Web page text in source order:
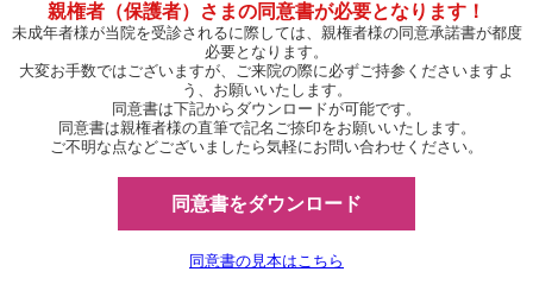
親権者（保護者）さまの同意書が必要となります！
未成年者様が当院を受診されるに際しては、親権者様の同意承諾書が都度
必要となります。
大変お手数ではございますが、ご来院の際に必ずご持参くださいますよ
う、お願いいたします。
同意書は下記からダウンロードが可能です。
同意書は親権者様の直筆で記名ご捺印をお願いいたします。
ご不明な点などございましたら気軽にお問い合わせください。
同意書をダウンロード
同意書の見本はこちら